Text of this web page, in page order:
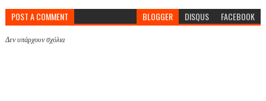
POST A COMMENT BLOGGER DISQUS FACEBOOK
Δεν υπάρχουν σχόλια